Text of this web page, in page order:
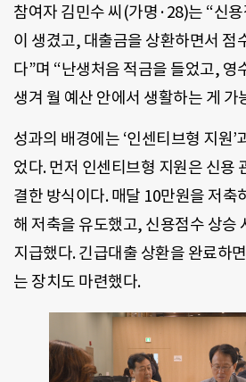
참여자 김민수 씨(가명·28)는 “신
이 생겼고, 대출금을 상환하면서 점
다”며 “난생처음 적금을 들었고, 영
생겨 월 예산 안에서 생활하는 게 가
성과의 배경에는 ‘인센티브형 지원’
었다. 먼저 인센티브형 지원은 신용
결한 방식이다. 매달 10만원을 저축
해 저축을 유도했고, 신용점수 상승
지급했다. 긴급대출 상환을 완료하
는 장치도 마련했다.